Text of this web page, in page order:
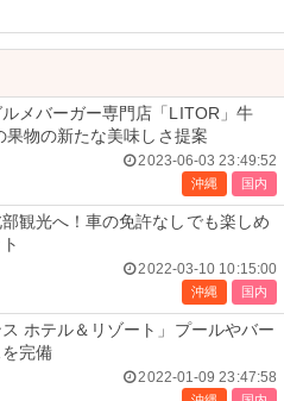
メバーガー専門店「LITOR」牛
果物の新たな美味しさ提案
2023-06-03 23:49:52
沖縄 国内
観光へ！車の免許なしでも楽しめ
2022-03-10 10:15:00
沖縄 国内
ホテル＆リゾート」プールやバー
完備
2022-01-09 23:47:58